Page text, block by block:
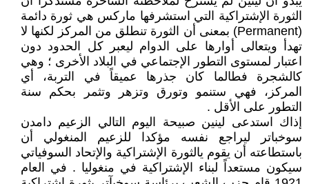
الثورة الإشتراكية التي استشرفها ماركس هي ثورة دائمة
(Permanent) بمعنى أن الثورة تنطلق من المركز لكنها لا
تهدأ ويتعالى أوارها على الدوام ليعبر كل الحدود دون
اعتبار لمستوى التطور الإجتماعي في البلاد الأخرى ؛ وهي
كالشجرة فطالما كان جذرها عميقاً في التربة، أي
المركز، فهي ستنمو وتورق وتزهر وتثمر بحكم سنة
التطور على الأقل .
إذاك استدعى لينين صبيحة اليوم التالي الزعيم دامدن
سوخباتر ليراجع نفسه مؤكدا للزعيم المنغولي أن
باستطاعته أن يقوم يالثورة الإشتراكية والإتحاد السوفياتي
سيكون مستعداً لبناء الإشتراكية في منغوليا . في العام